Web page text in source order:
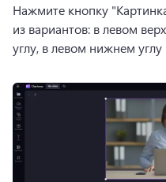
Нажмите кнопку
из вариантов: в левом
углу, в левом нижнем